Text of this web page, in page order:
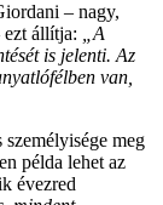
– nagy,
állítja:
„A
is jelenti. Az
van,
meg
példa lehet az
évezred